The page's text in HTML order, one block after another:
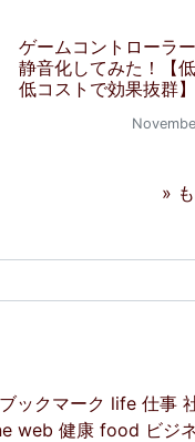
ゲームコントローラ
静音化してみた！【
低コストで効果抜群】
»
ックマーク life 仕事
web 健康 food ビジ